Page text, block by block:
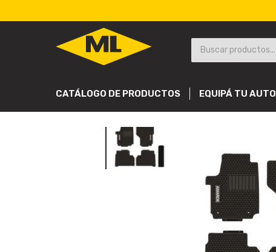
CATÁLOGO DE PRODUCTOS EQUIPÁ TU AUTO